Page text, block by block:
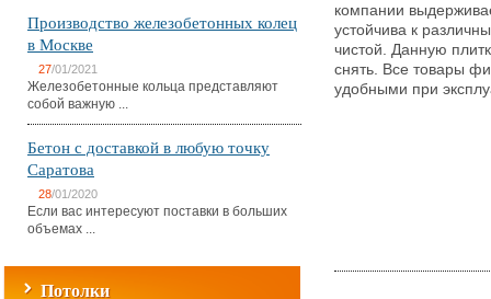
Производство железобетонных колец
в Москве
27/01/2021
Железобетонные кольца представляют
собой важную ...
Бетон с доставкой в любую точку
Саратова
28/01/2020
Если вас интересуют поставки в больших
объемах ...
Потолки
компании
устойчива к
чистой. Данную
снять. Все товары
удобными при